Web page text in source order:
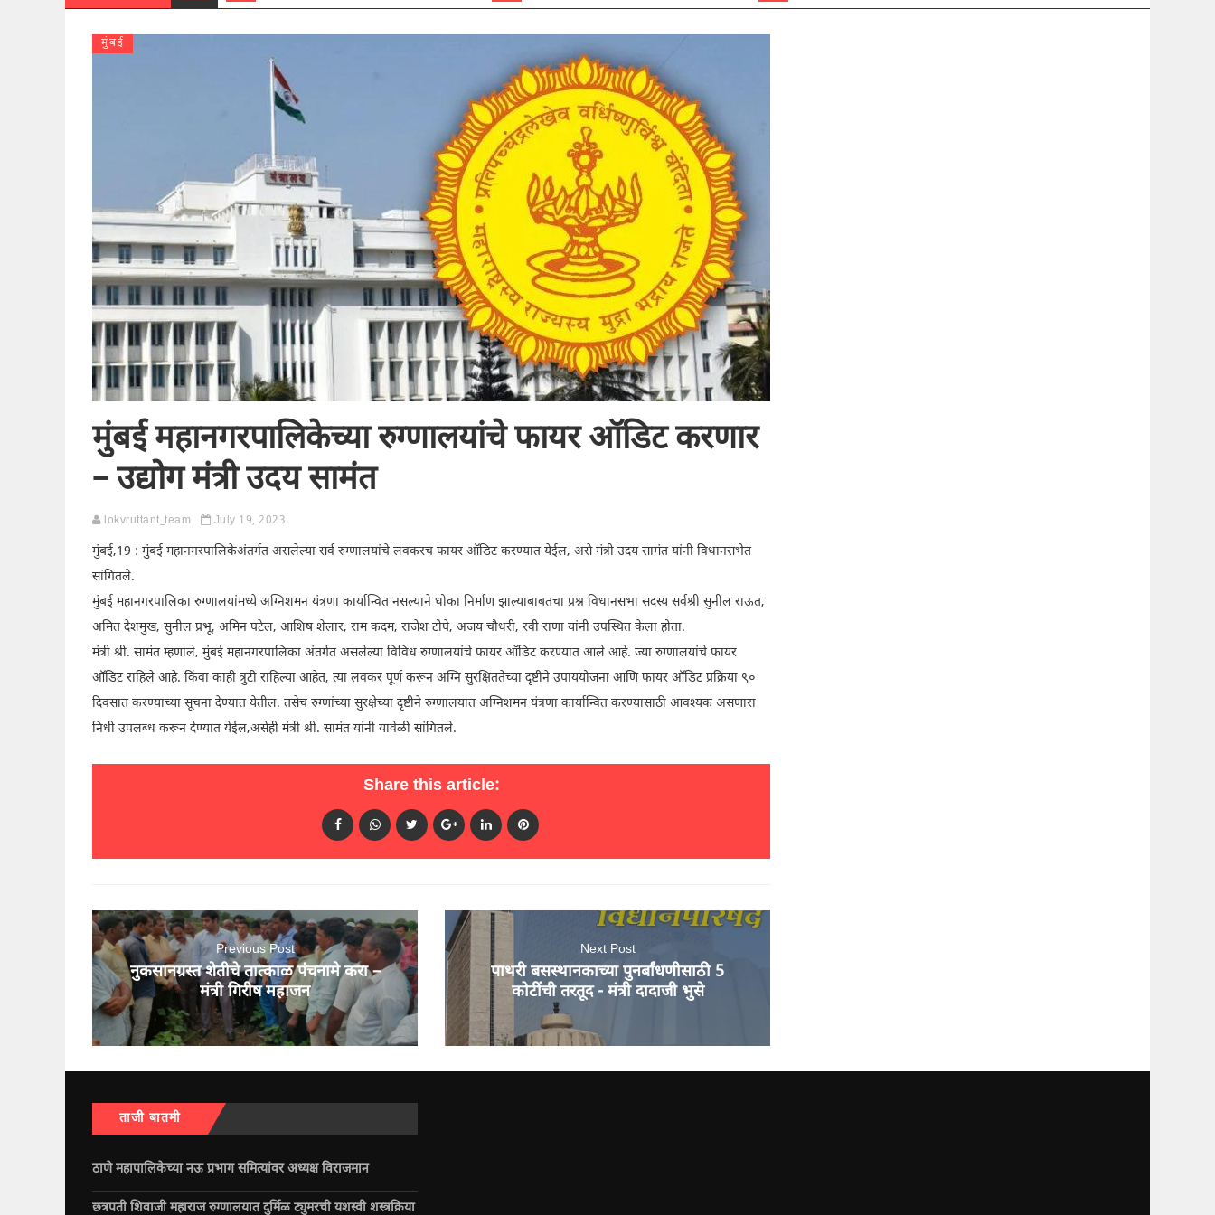
मुंबई
मुंबई महानगरपालिकेच्या रुग्णालयांचे फायर ऑडिट करणार
– उद्योग मंत्री उदय सामंत
lokvruttant_team July 19, 2023
मुंबई,19 : मुंबई महानगरपालिकेअंतर्गत असलेल्या सर्व रुग्णालयांचे लवकरच फायर ऑडिट करण्यात येईल, असे मंत्री उदय सामंत यांनी विधानसभेत
सांगितले.
मुंबई महानगरपालिका रुग्णालयांमध्ये अग्निशमन यंत्रणा कार्यान्वित नसल्याने धोका निर्माण झाल्याबाबतचा प्रश्न विधानसभा सदस्य सर्वश्री सुनील राऊत,
अमित देशमुख, सुनील प्रभू, अमिन पटेल, आशिष शेलार, राम कदम, राजेश टोपे, अजय चौधरी, रवी राणा यांनी उपस्थित केला होता.
मंत्री श्री. सामंत म्हणाले, मुंबई महानगरपालिका अंतर्गत असलेल्या विविध रुग्णालयांचे फायर ऑडिट करण्यात आले आहे. ज्या रुग्णालयांचे फायर
ऑडिट राहिले आहे. किंवा काही त्रुटी राहिल्या आहेत, त्या लवकर पूर्ण करून अग्नि सुरक्षिततेच्या दृष्टीने उपाययोजना आणि फायर ऑडिट प्रक्रिया ९०
दिवसात करण्याच्या सूचना देण्यात येतील. तसेच रुग्णांच्या सुरक्षेच्या दृष्टीने रुग्णालयात अग्निशमन यंत्रणा कार्यान्वित करण्यासाठी आवश्यक असणारा
निधी उपलब्ध करून देण्यात येईल,असेही मंत्री श्री. सामंत यांनी यावेळी सांगितले.
Share this article:
Previous Post
नुकसानग्रस्त शेतीचे तात्काळ पंचनामे करा –
मंत्री गिरीष महाजन
Next Post
पाथरी बसस्थानकाच्या पुनर्बांधणीसाठी 5
कोटींची तरतूद - मंत्री दादाजी भुसे
ताजी बातमी
ठाणे महापालिकेच्या नऊ प्रभाग समित्यांवर अध्यक्ष विराजमान
छत्रपती शिवाजी महाराज रुग्णालयात दुर्मिळ ट्युमरची यशस्वी शस्त्रक्रिया